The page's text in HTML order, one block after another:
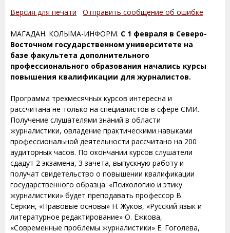
Версия для печати Отправить сообщение об ошибке
МАГАДАН. КОЛЫМА-ИНФОРМ. С 1 февраля в Северо-
Восточном государственном университете на
базе факультета дополнительного
профессионального образования начались курсы
повышения квалификации для журналистов.
Программа трехмесячных курсов интересна и
рассчитана не только на специалистов в сфере СМИ.
Получение слушателями знаний в области
журналистики, овладение практическими навыками
профессиональной деятельности рассчитано на 200
аудиторных часов. По окончании курсов слушатели
сдадут 2 экзамена, 3 зачета, выпускную работу и
получат свидетельство о повышении квалификации
государственного образца. «Психологию и этику
журналистики» будет преподавать профессор В.
Серкин, «Правовые основы» Н. Жуков, «Русский язык и
литературное редактирование» О. Ежкова,
«Современные проблемы журналистики» Е. Гоголева,